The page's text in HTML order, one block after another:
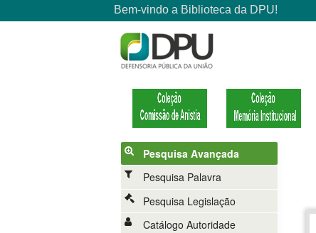
Pesquisa Avançada
Pesquisa Palavra
Pesquisa Legislação
Catálogo Autoridade